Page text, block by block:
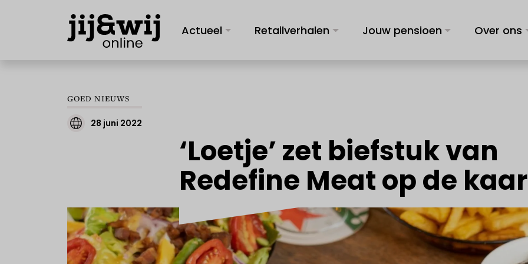
Actueel Retailverhalen Jouw pensioen Over ons
GOED NIEUWS
28 juni 2022
‘Loetje’ zet biefstuk van
Redefine Meat op de